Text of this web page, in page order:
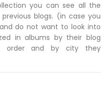
you can see all the
blogs. (in case you
do not want to look into
in albums by their blog
order and by city they